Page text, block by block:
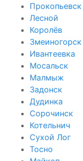
Прокопьевск
Лесной
Королёв
Змеиногорск
Ивантеевка
Мосальск
Малмыж
Задонск
Дудинка
Сорочинск
Котельнич
Сухой Лог
Тосно